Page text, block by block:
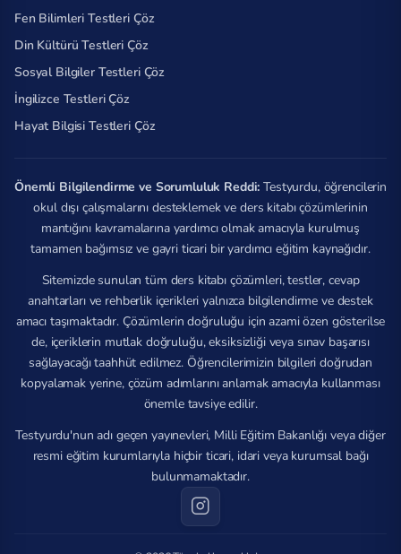
Fen Bilimleri Testleri Çöz
Din Kültürü Testleri Çöz
Sosyal Bilgiler Testleri Çöz
İngilizce Testleri Çöz
Hayat Bilgisi Testleri Çöz
Önemli Bilgilendirme ve Sorumluluk Reddi: Testyurdu, öğrencilerin
okul dışı çalışmalarını desteklemek ve ders kitabı çözümlerinin
mantığını kavramalarına yardımcı olmak amacıyla kurulmuş
tamamen bağımsız ve gayri ticari bir yardımcı eğitim kaynağıdır.
Sitemizde sunulan tüm ders kitabı çözümleri, testler, cevap
anahtarları ve rehberlik içerikleri yalnızca bilgilendirme ve destek
amacı taşımaktadır. Çözümlerin doğruluğu için azami özen gösterilse
de, içeriklerin mutlak doğruluğu, eksiksizliği veya sınav başarısı
sağlayacağı taahhüt edilmez. Öğrencilerimizin bilgileri doğrudan
kopyalamak yerine, çözüm adımlarını anlamak amacıyla kullanması
önemle tavsiye edilir.
Testyurdu'nun adı geçen yayınevleri, Milli Eğitim Bakanlığı veya diğer
resmi eğitim kurumlarıyla hiçbir ticari, idari veya kurumsal bağı
bulunmamaktadır.